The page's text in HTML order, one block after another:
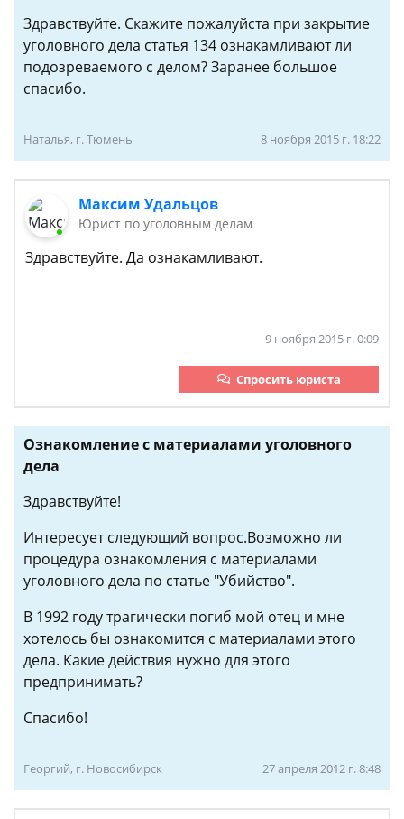
Здравствуйте. Скажите пожалуйста при закрытие
уголовного дела статья 134 ознакамливают ли
подозреваемого с делом? Заранее большое
спасибо.
Наталья, г. Тюмень 8 ноября 2015 г. 18:22
Максим Удальцов
Юрист по уголовным делам
Здравствуйте. Да ознакамливают.
9 ноября 2015 г. 0:09
Спросить юриста
Ознакомление с материалами уголовного
дела
Здравствуйте!
Интересует следующий вопрос.Возможно ли
процедура ознакомления с материалами
уголовного дела по статье "Убийство".
В 1992 году трагически погиб мой отец и мне
хотелось бы ознакомится с материалами этого
дела. Какие действия нужно для этого
предпринимать?
Спасибо!
Георгий, г. Новосибирск 27 апреля 2012 г. 8:48